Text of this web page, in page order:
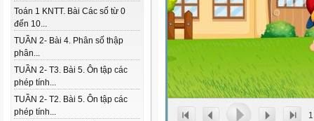
Toán 1 KNTT. Bài Các số từ 0
đến 10...
TUẦN 2- Bài 4. Phân số thập
phân...
TUẦN 2- T3. Bài 5. Ôn tập các
phép tính...
TUẦN 2- T2. Bài 5. Ôn tập các
phép tính...
1